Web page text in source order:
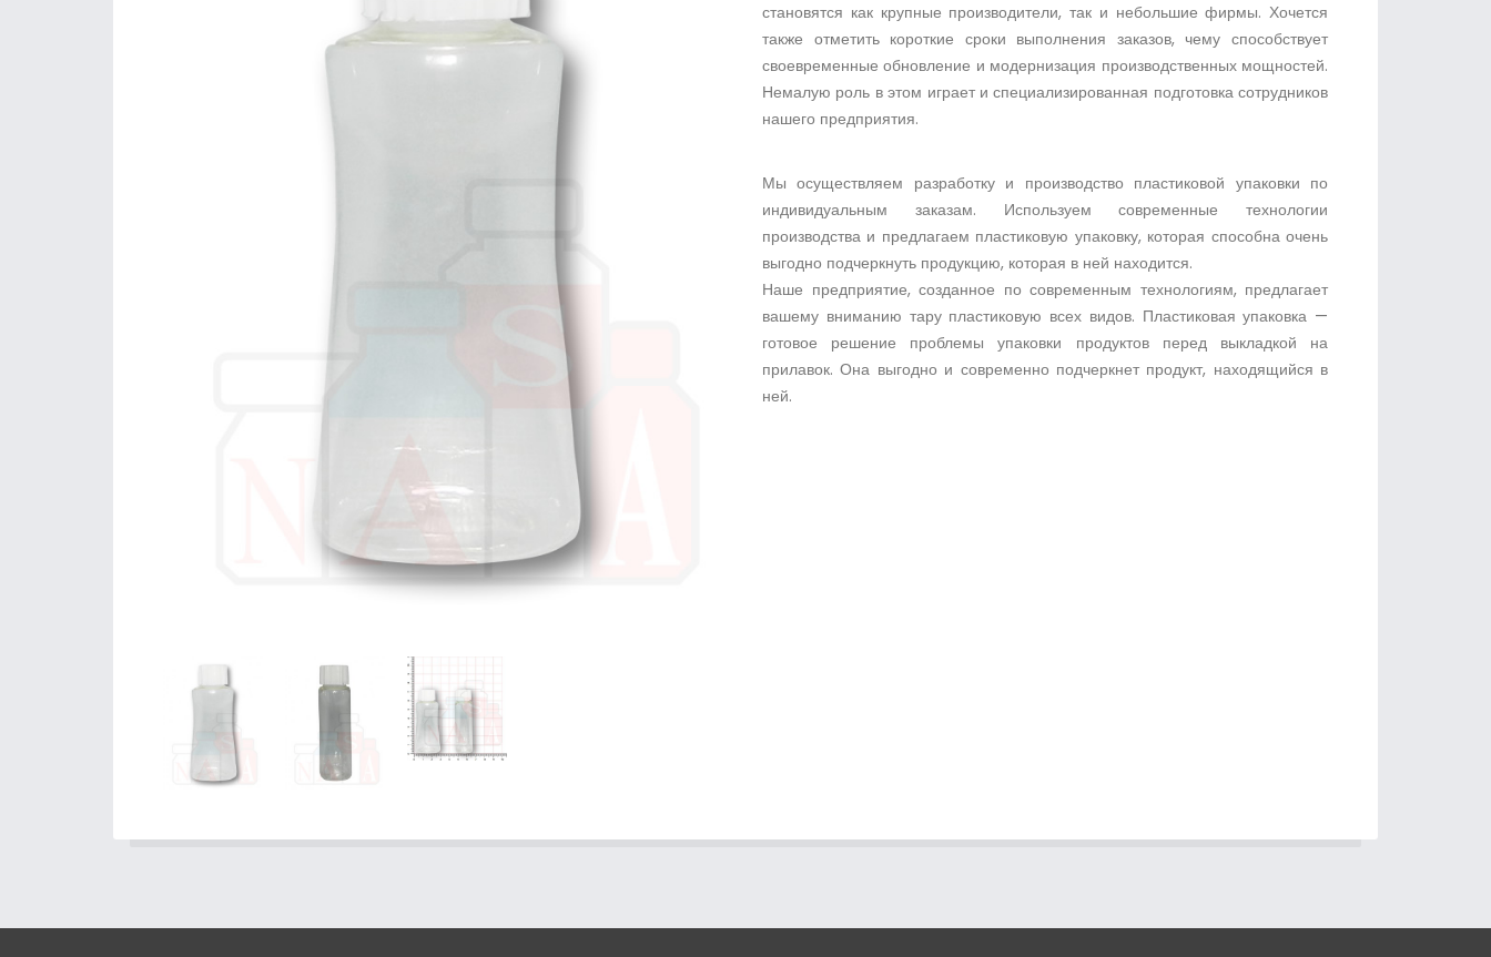
становятся как крупные производители, так и небольшие фирмы. Хочется
также отметить короткие сроки выполнения заказов, чему способствует
своевременные обновление и модернизация производственных мощностей.
Немалую роль в этом играет и специализированная подготовка сотрудников
нашего предприятия.
Мы осуществляем разработку и производство пластиковой упаковки по
индивидуальным заказам. Используем современные технологии
производства и предлагаем пластиковую упаковку, которая способна очень
выгодно подчеркнуть продукцию, которая в ней находится.
Наше предприятие, созданное по современным технологиям, предлагает
вашему вниманию тару пластиковую всех видов. Пластиковая упаковка —
готовое решение проблемы упаковки продуктов перед выкладкой на
прилавок. Она выгодно и современно подчеркнет продукт, находящийся в
ней.